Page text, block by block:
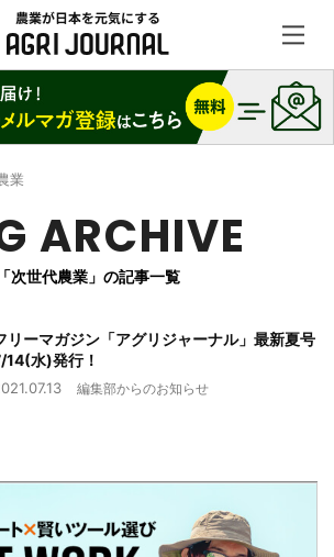
業
ARCHIVE
「次世代農業」の記事一覧
リーマガジン「アグリジャーナル」最新夏号
14(水)発行！
編集部からのお知らせ